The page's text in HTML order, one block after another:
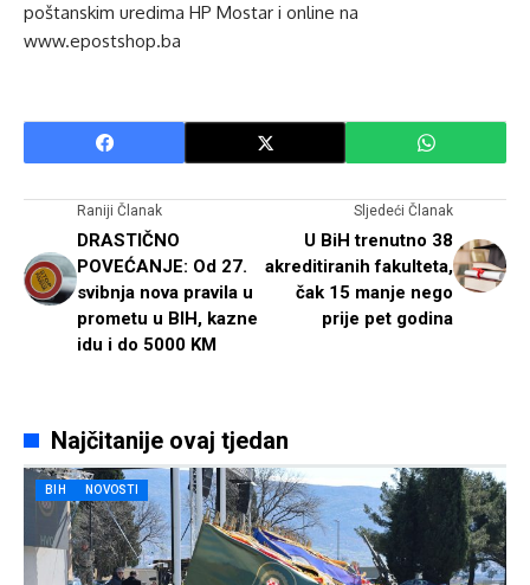
poštanskim uredima HP Mostar i online na
www.epostshop.ba
Raniji Članak
DRASTIČNO
POVEĆANJE: Od 27.
svibnja nova pravila u
prometu u BIH, kazne
idu i do 5000 KM
Sljedeći Članak
U BiH trenutno 38
akreditiranih fakulteta,
čak 15 manje nego
prije pet godina
Najčitanije ovaj tjedan
BIH NOVOSTI